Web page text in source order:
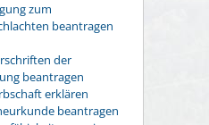
zum
beantragen
der
beantragen
erklären
beantragen